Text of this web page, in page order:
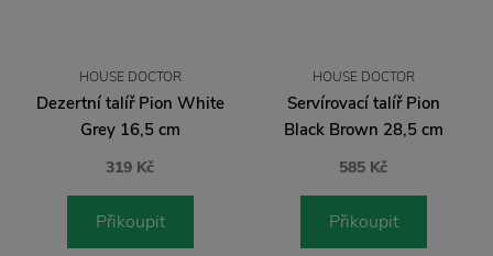
HOUSE DOCTOR
Dezertní talíř Pion White
Grey 16,5 cm
319 Kč
Přikoupit
HOUSE DOCTOR
Servírovací talíř Pion
Black Brown 28,5 cm
585 Kč
Přikoupit